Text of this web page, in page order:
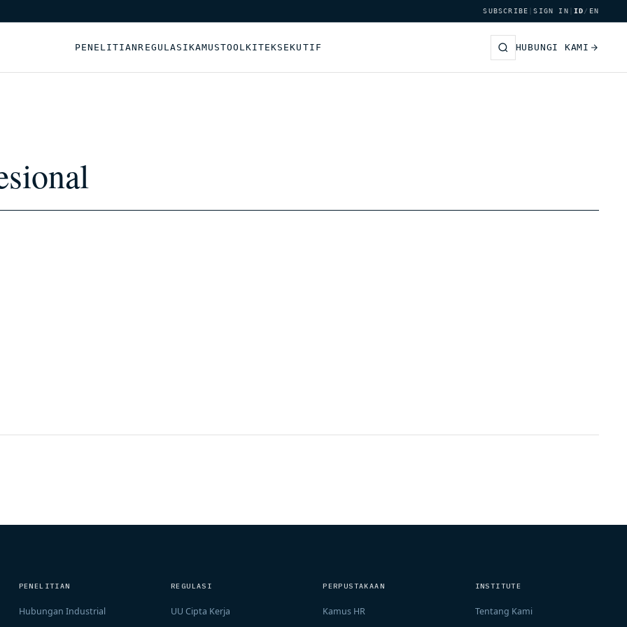
SUBSCRIBE |SIGN IN ID/ EN
PENELITIANREGULASIKAMUSTOOLKITEKSEKUTIF HUBUNGI KAMI
PENELITIAN
Hubungan Industrial
REGULASI
UU Cipta Kerja
PERPUSTAKAAN
Kamus HR
INSTITUTE
Tentang Kami